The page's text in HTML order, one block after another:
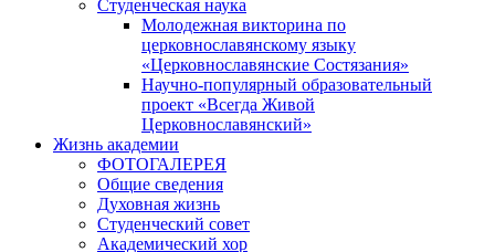
Студенческая наука
Молодежная викторина по
церковнославянскому языку
«Церковнославянские Состязания»
Научно-популярный образовательный
проект «Всегда Живой
Церковнославянский»
Жизнь академии
ФОТОГАЛЕРЕЯ
Общие сведения
Духовная жизнь
Студенческий совет
Академический хор